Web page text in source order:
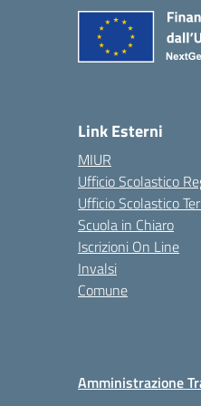
Link Esterni
MIUR
Ufficio Scolastico
Ufficio Scolastico
Scuola in Chiaro
Iscrizioni On Line
Invalsi
Comune
Amministrazione